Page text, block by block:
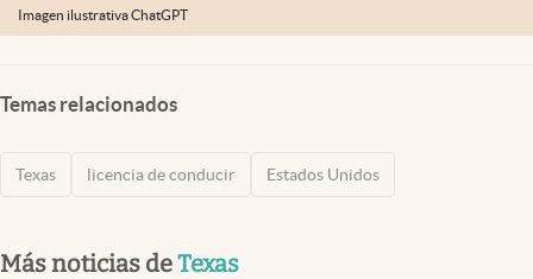
Imagen ilustrativa ChatGPT
Temas relacionados
Texas licencia de conducir Estados Unidos
Más noticias deTexas